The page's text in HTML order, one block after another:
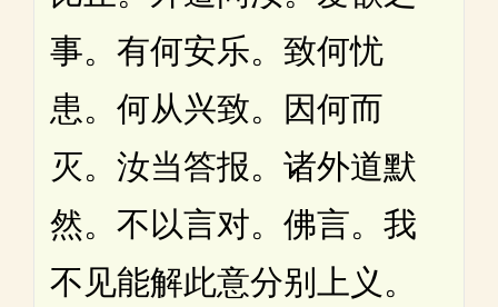
事。有何安乐。致何忧
患。何从兴致。因何而
灭。汝当答报。诸外道默
然。不以言对。佛言。我
不见能解此意分别上义。